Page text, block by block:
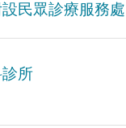
民眾診療服務處
所